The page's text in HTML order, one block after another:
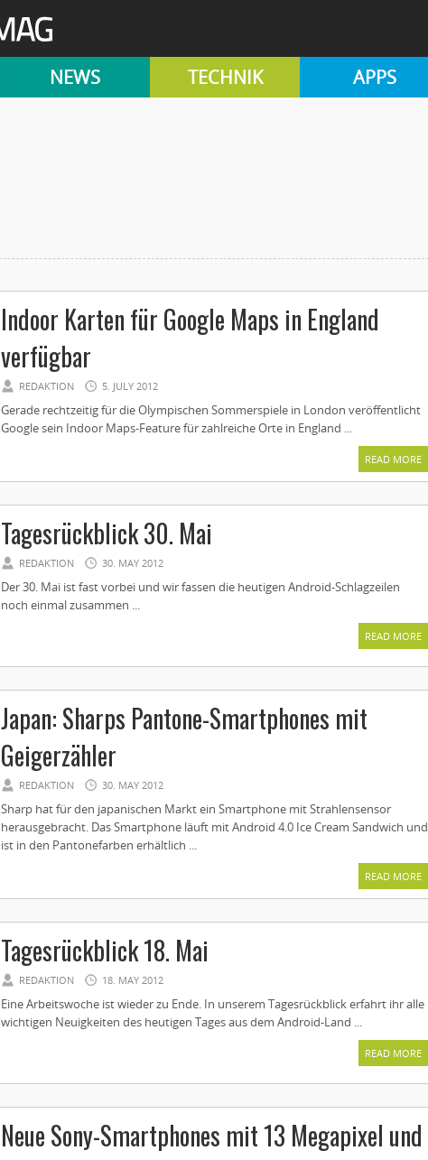
NEWS TECHNIK APPS
Indoor Karten für Google Maps in England
verfügbar
REDAKTION 5. JULY 2012
Gerade rechtzeitig für die Olympischen Sommerspiele in London veröffentlicht
Google sein Indoor Maps-Feature für zahlreiche Orte in England ...
READ MORE
Tagesrückblick 30. Mai
REDAKTION 30. MAY 2012
Der 30. Mai ist fast vorbei und wir fassen die heutigen Android-Schlagzeilen
noch einmal zusammen ...
READ MORE
Japan: Sharps Pantone-Smartphones mit
Geigerzähler
REDAKTION 30. MAY 2012
Sharp hat für den japanischen Markt ein Smartphone mit Strahlensensor
herausgebracht. Das Smartphone läuft mit Android 4.0 Ice Cream Sandwich und
ist in den Pantonefarben erhältlich ...
READ MORE
Tagesrückblick 18. Mai
REDAKTION 18. MAY 2012
Eine Arbeitswoche ist wieder zu Ende. In unserem Tagesrückblick erfahrt ihr alle
wichtigen Neuigkeiten des heutigen Tages aus dem Android-Land ...
READ MORE
Neue Sony-Smartphones mit 13 Megapixel und